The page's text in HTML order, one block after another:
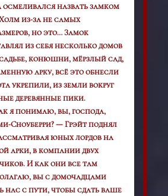
осмеливался назвать замком
из-за не самых
но это… Замок
из себя несколько домов
конюшни, мёрзлый сад,
арку, всё это обнесли
укрепили, из земли вокруг
деревянные пики.
я понимаю, вы, господа,
Сноуберри? — Грэйт поднял
юных лордов на
арки, в компании двух
И как они все там
вы с домочадцами
нас с пути, чтобы сдать ваше